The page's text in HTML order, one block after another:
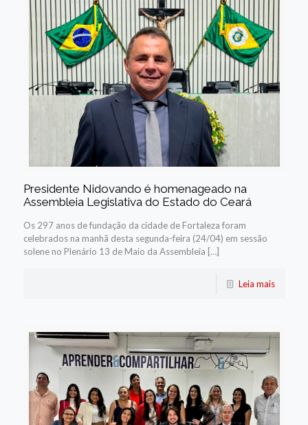
Presidente Nidovando é homenageado na
Assembleia Legislativa do Estado do Ceará
Os 297 anos de fundação da cidade de Fortaleza foram
celebrados na manhã desta segunda-feira (24/04) em sessão
solene no Plenário 13 de Maio da Assembleia […]
Leia mais